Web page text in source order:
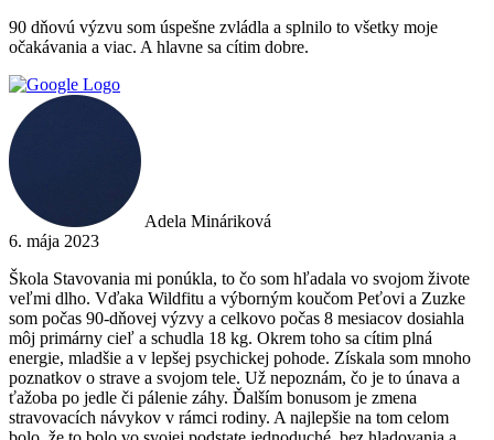
90 dňovú výzvu som úspešne zvládla a splnilo to všetky moje
očakávania a viac. A hlavne sa cítim dobre.
Adela Mináriková
6. mája 2023
Škola Stavovania mi ponúkla, to čo som hľadala vo svojom živote
veľmi dlho. Vďaka Wildfitu a výborným koučom Peťovi a Zuzke
som počas 90-dňovej výzvy a celkovo počas 8 mesiacov dosiahla
môj primárny cieľ a schudla 18 kg. Okrem toho sa cítim plná
energie, mladšie a v lepšej psychickej pohode. Získala som mnoho
poznatkov o strave a svojom tele. Už nepoznám, čo je to únava a
ťažoba po jedle či pálenie záhy. Ďalším bonusom je zmena
stravovacích návykov v rámci rodiny. A najlepšie na tom celom